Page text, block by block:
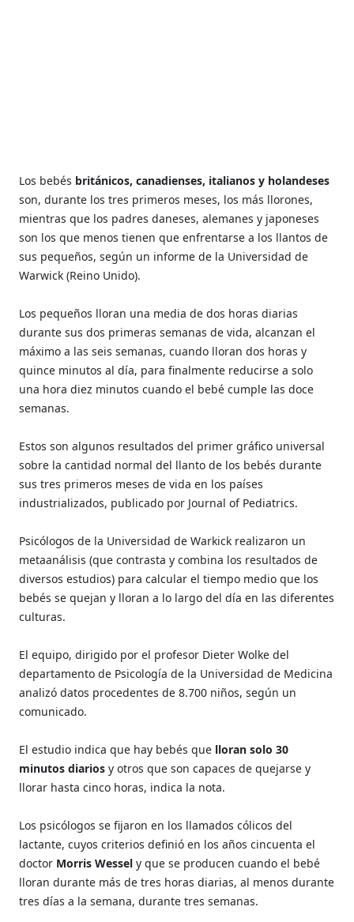
Los bebés británicos, canadienses, italianos y holandeses
son, durante los tres primeros meses, los más llorones,
mientras que los padres daneses, alemanes y japoneses
son los que menos tienen que enfrentarse a los llantos de
sus pequeños, según un informe de la Universidad de
Warwick (Reino Unido).
Los pequeños lloran una media de dos horas diarias
durante sus dos primeras semanas de vida, alcanzan el
máximo a las seis semanas, cuando lloran dos horas y
quince minutos al día, para finalmente reducirse a solo
una hora diez minutos cuando el bebé cumple las doce
semanas.
Estos son algunos resultados del primer gráfico universal
sobre la cantidad normal del llanto de los bebés durante
sus tres primeros meses de vida en los países
industrializados, publicado por Journal of Pediatrics.
Psicólogos de la Universidad de Warkick realizaron un
metaanálisis (que contrasta y combina los resultados de
diversos estudios) para calcular el tiempo medio que los
bebés se quejan y lloran a lo largo del día en las diferentes
culturas.
El equipo, dirigido por el profesor Dieter Wolke del
departamento de Psicología de la Universidad de Medicina
analizó datos procedentes de 8.700 niños, según un
comunicado.
El estudio indica que hay bebés que lloran solo 30
minutos diariosy otros que son capaces de quejarse y
llorar hasta cinco horas, indica la nota.
Los psicólogos se fijaron en los llamados cólicos del
lactante, cuyos criterios definió en los años cincuenta el
doctor Morris Wessely que se producen cuando el bebé
lloran durante más de tres horas diarias, al menos durante
tres días a la semana, durante tres semanas.